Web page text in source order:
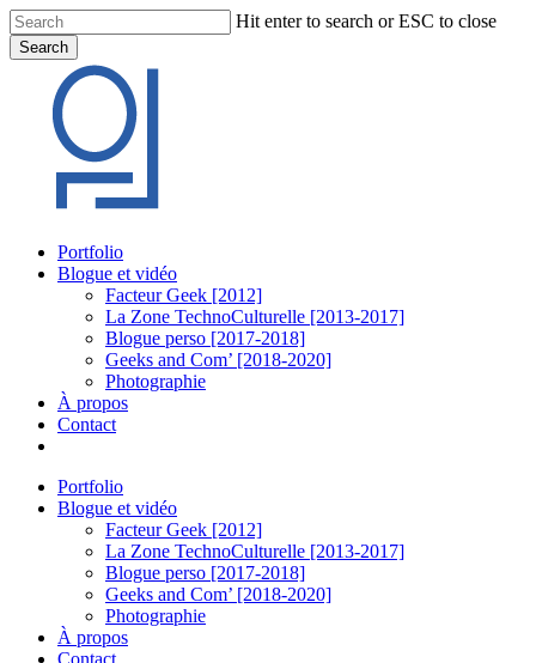
Skip
to
main
content
Hit enter to search or ESC to close
Search
Search
Menu
Portfolio
Blogue et vidéo
Facteur Geek [2012]
La Zone TechnoCulturelle [2013-2017]
Blogue perso [2017-2018]
Geeks and Com’ [2018-2020]
Photographie
À propos
Contact
Portfolio
Blogue et vidéo
Facteur Geek [2012]
La Zone TechnoCulturelle [2013-2017]
Blogue perso [2017-2018]
Geeks and Com’ [2018-2020]
Photographie
À propos
Contact